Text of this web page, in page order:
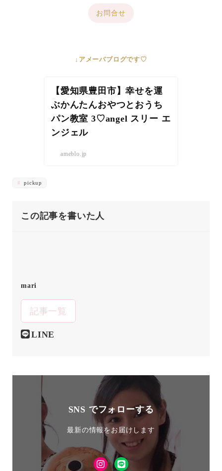
お問合せ
↓アメーバブログです♡
【愛知県豊田市】幸せを運
ぶかんたんおやつとおうち
パン教室 3♡angel スリー エ
ンジェル
ameblo.jp
pickup
この記事を書いた人
mari
記事一覧
LINE
SNS でフォローする
最新の情報をお届けします